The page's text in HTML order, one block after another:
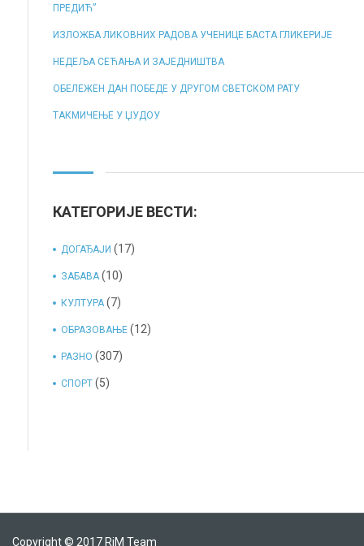
ПРЕДИЋ”
ИЗЛОЖБА ЛИКОВНИХ РАДОВА УЧЕНИЦЕ БАСТА ГЛИКЕРИЈЕ
НЕДЕЉА СЕЋАЊА И ЗАЈЕДНИШТВА
ОБЕЛЕЖЕН ДАН ПОБЕДЕ У ДРУГОМ СВЕТСКОМ РАТУ
ТАКМИЧЕЊЕ У ЏУДОУ
КАТЕГОРИЈЕ ВЕСТИ:
ДОГАЂАЈИ (17)
ЗАБАВА (10)
КУЛТУРА (7)
ОБРАЗОВАЊЕ (12)
РАЗНО (307)
СПОРТ (5)
Copyright © 2017 RiM Team